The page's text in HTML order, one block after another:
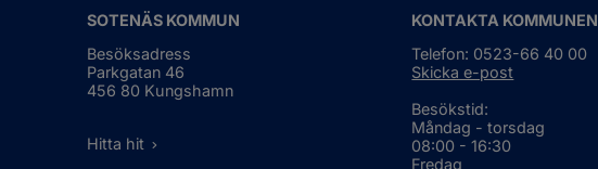
SOTENÄS KOMMUN
Besöksadress
Parkgatan 46
456 80 Kungshamn
Hitta hit
KONTAKTA KOMMUNEN
Telefon: 0523-66 40 00
Skicka e-post
Besökstid:
Måndag - torsdag
08:00 - 16:30
Fredag